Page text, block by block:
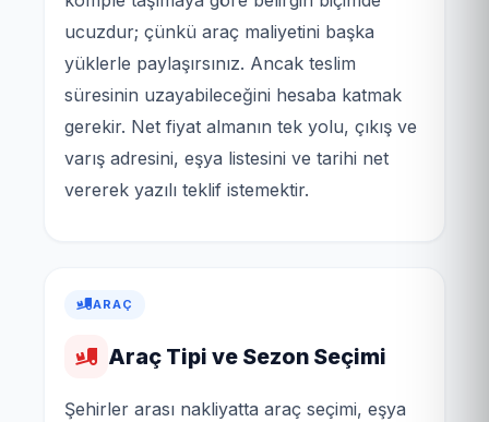
ucuzdur; çünkü araç maliyetini başka
yüklerle paylaşırsınız. Ancak teslim
süresinin uzayabileceğini hesaba katmak
gerekir. Net fiyat almanın tek yolu, çıkış ve
varış adresini, eşya listesini ve tarihi net
vererek yazılı teklif istemektir.
ARAÇ
Araç Tipi ve Sezon Seçimi
Şehirler arası nakliyatta araç seçimi, eşya